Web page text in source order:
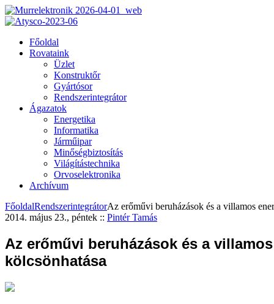
Főoldal
Rovataink
Üzlet
Konstruktőr
Gyártósor
Rendszerintegrátor
Ágazatok
Energetika
Informatika
Járműipar
Minőségbiztosítás
Világítástechnika
Orvoselektronika
Archívum
FőoldalRendszerintegrátorAz erőművi beruházások és a villamos
2014. május 23., péntek :: Pintér Tamás
Az erőművi beruházások és a
kölcsönhatása